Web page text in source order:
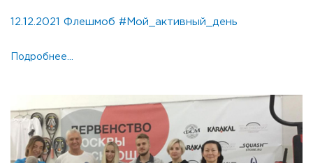
12.12.2021 Флешмоб #Мой_активный_день
Подробнее...